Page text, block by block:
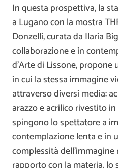
In questa prospettiva, la
a Lugano con la mostra
Donzelli, curata da Ilaria
collaborazione e in
d’Arte di Lissone,
in cui la stessa immagine
attraverso diversi media:
arazzo e acrilico rivestito
spingono lo spettatore a
contemplazione lenta e in
complessità